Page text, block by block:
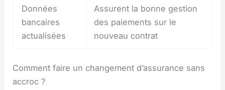
Données
bancaires
actualisées
Assurent la bonne gestion
des paiements sur le
nouveau contrat
Comment faire un changement d’assurance sans
accroc ?